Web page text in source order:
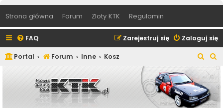
Strona główna Forum Zloty KTK Regulamin
FAQ Zaloguj się
Zarejestruj się
Portal Forum Inne Kosz
z
u
k
z
u
k